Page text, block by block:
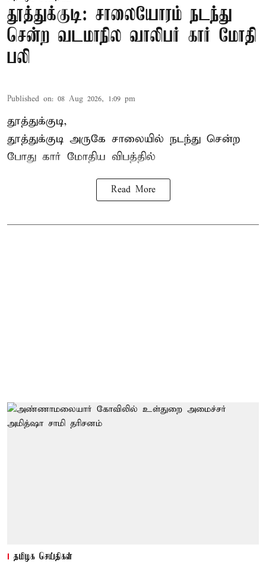
தூத்துக்குடி: சாலையோரம் நடந்து
சென்ற வடமாநில வாலிபர் கார் மோதி
பலி
Published on: 08 Aug 2026, 1:09 pm
தூத்துக்குடி,
தூத்துக்குடி அருகே சாலையில் நடந்து சென்ற
போது கார் மோதிய விபத்தில்
Read More
தமிழக செய்திகள்